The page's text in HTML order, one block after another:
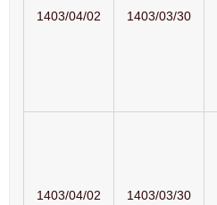
1403/03/30
1403/04/02
1403/03/30
1403/04/02